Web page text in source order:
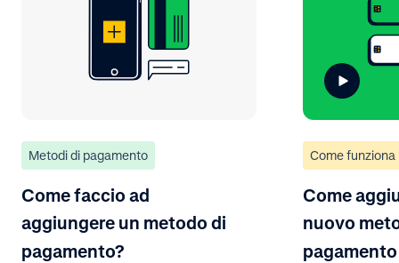
Metodi di pagamento
Come faccio ad
aggiungere un metodo di
pagamento?
Come funziona
Come
nuovo
pagamento